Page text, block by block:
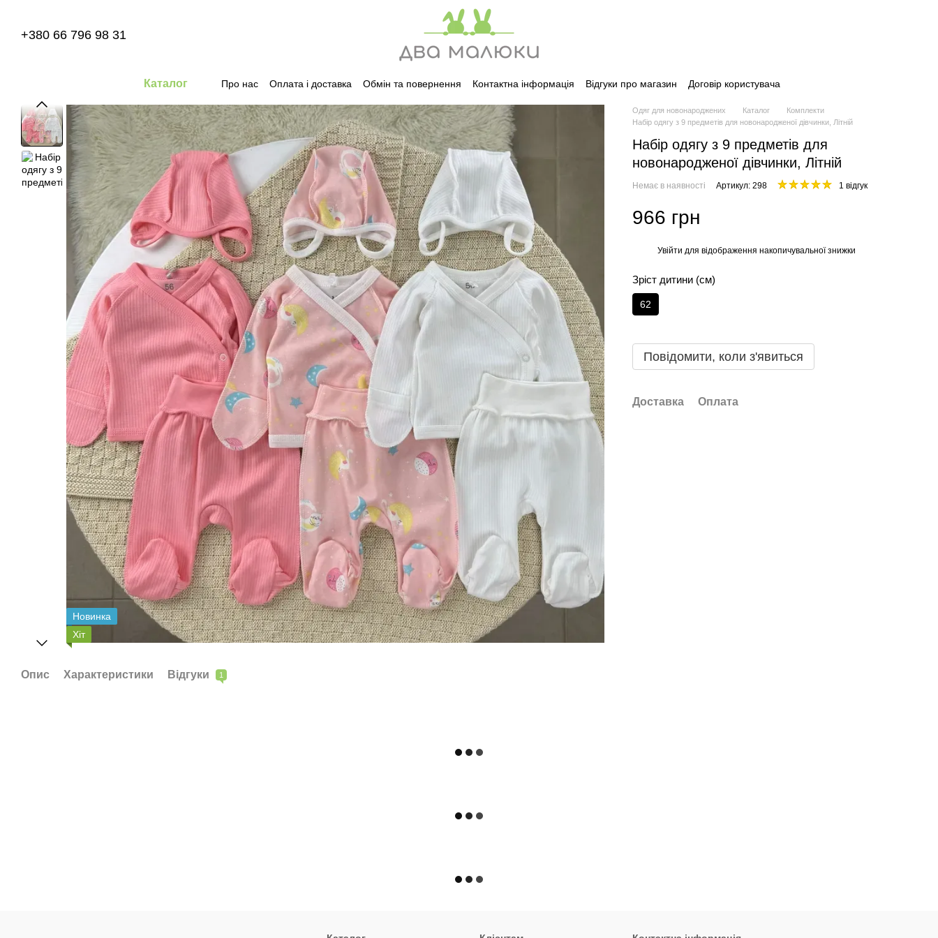
+380 66 796 98 31
Каталог Про нас Оплата і доставка Обмін та повернення Контактна інформація Відгуки про магазин Договір користувача
Новинка
Хіт
Опис Характеристики Відгуки 1
Одяг для новонароджених Каталог
Комплекти
Набір одягу з 9 предметів для новонародженої дівчинки, Літній
Набір одягу з 9 предметів для
новонародженої дівчинки, Літній
Немає в наявності Артикул: 298 1 відгук
966 грн
Увійти для відображення накопичувальної знижки
Зріст дитини (см)
62
Повідомити, коли з'явиться
Доставка Оплата